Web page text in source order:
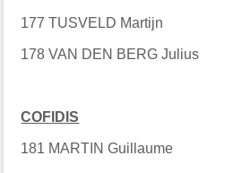
177 TUSVELD Martijn
178 VAN DEN BERG Julius
COFIDIS
181 MARTIN Guillaume